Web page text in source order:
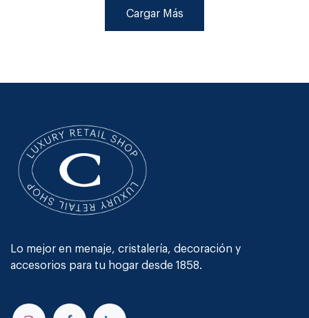
Cargar Más
Lo mejor en menaje, cristalería, decoración y
accesorios para tu hogar desde 1858.